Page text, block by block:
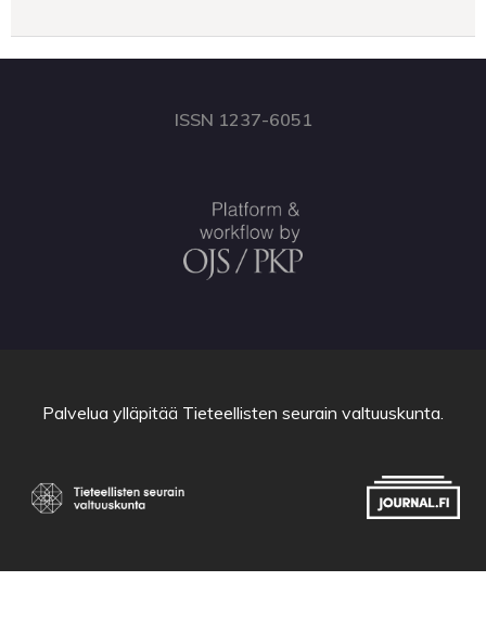
ISSN 1237-6051
Palvelua ylläpitää Tieteellisten seurain valtuuskunta